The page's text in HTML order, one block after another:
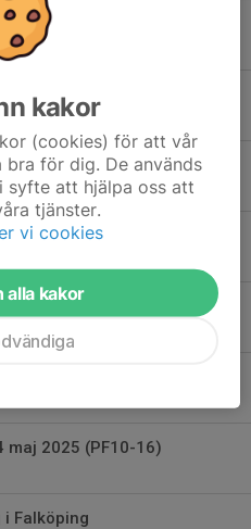
Vesta
- anmälan
tjejer på Trekungaslaget
C, D och U16/VSS
maj 2025 (PF10-16)
i Falköping
kakor
(cookies) för att vår
för dig. De används
syfte att hjälpa oss att
tjänster.
vi cookies
alla kakor